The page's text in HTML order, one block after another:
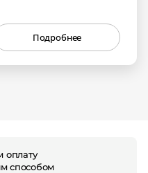
Подробнее
оплату
способом